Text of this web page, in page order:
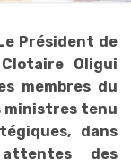
Le Président de
Oligui
membres du
ministres tenu
dans
des